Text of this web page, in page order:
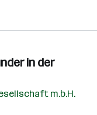
in der
m.b.H.